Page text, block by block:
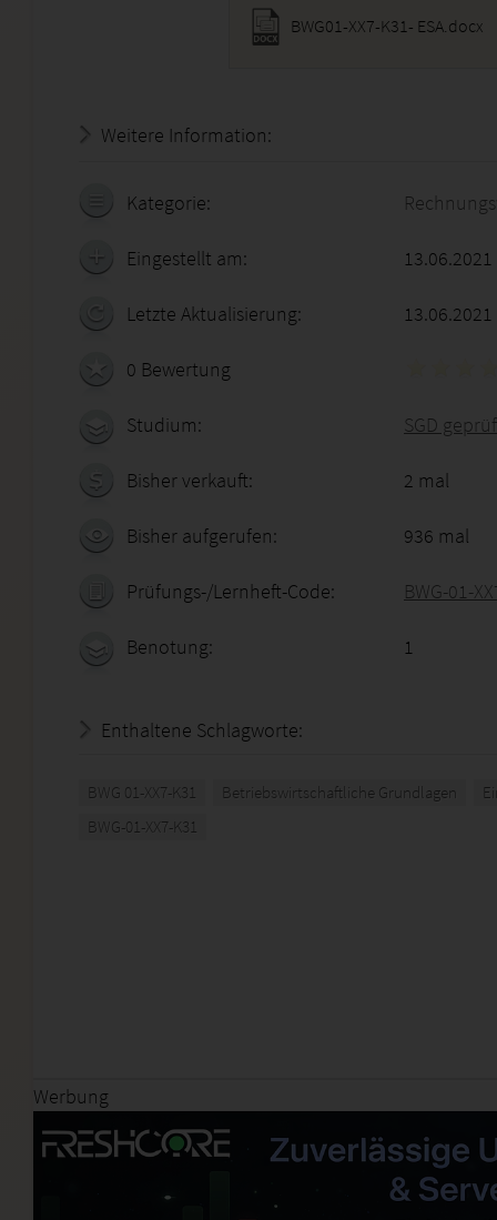
BWG01-XX7-K31- ESA.docx
Weitere Information:
Kategorie:
Eingestellt am:
Letzte Aktualisierung: 13.06.2021
0 Bewertung
Studium: SGD
Bisher verkauft: 2 mal
Bisher aufgerufen: 936 mal
Prüfungs-/Lernheft-Code: BWG-01-
Benotung: 1
Enthaltene Schlagworte:
BWG 01-XX7-K31 Betriebswirtschaftliche Grundlagen
BWG-01-XX7-K31
Werbung